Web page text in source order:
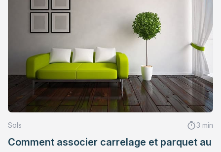
Sols 3 min
Comment associer carrelage et parquet au